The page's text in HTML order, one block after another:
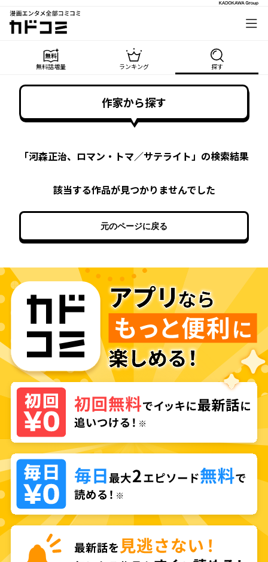
漫画エンタメ全部コミコミ
カドコミ
無料話増量 ランキング 探す
作家から探す
「河森正治、ロマン・トマ／サテライト」の検索結果
該当する作品が見つかりませんでした
元のページに戻る